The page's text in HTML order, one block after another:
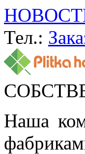
Тел.:
Наша